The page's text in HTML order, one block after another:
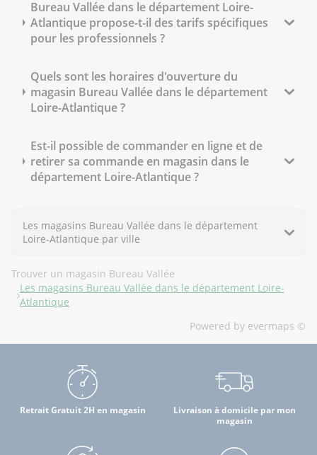
Bureau Vallée dans le département Loire-
Atlantique propose-t-il des tarifs spécifiques
pour les professionnels ?
Quels sont les horaires d'ouverture du
magasin Bureau Vallée dans le département
Loire-Atlantique ?
Est-il possible de commander en ligne et de
retirer sa commande en magasin dans le
département Loire-Atlantique ?
Les magasins Bureau Vallée dans le département
Loire-Atlantique par ville
Trouver un magasin Bureau Vallée
Les magasins Bureau Vallée dans le département Loire-
Atlantique
Powered by evermaps ©
Retrait Gratuit 2H en magasin
Livraison à domicile par mon
magasin